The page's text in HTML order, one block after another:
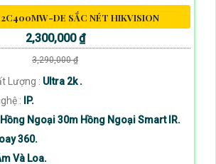
DE SẮC NÉT HIKVISION
2,300,000 ₫
3,290,000 ₫
Lượng : Ultra 2k .
:
IP.
Hồng Ngoại 30m Hồng Ngoại Smart IR.
360.
Và Loa.